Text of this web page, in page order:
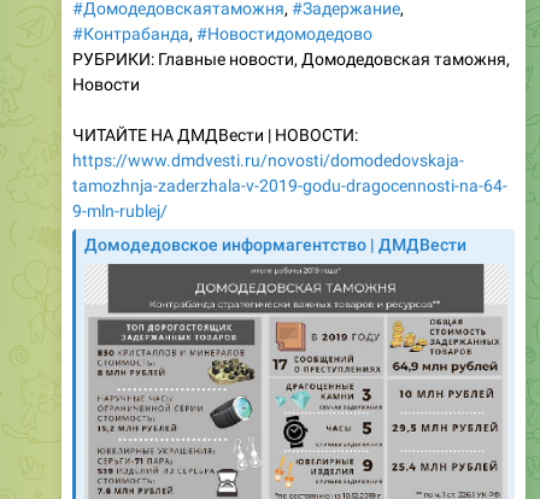
РУБРИКИ: Главные новости, Домодедовская таможня,
Новости
ЧИТАЙТЕ НА ДМДВести | НОВОСТИ:
tamozhnja-zaderzhala-v-2019-godu-dragocennosti-na-64-
9-mln-rublej/
Домодедовское информагентство | ДМДВести